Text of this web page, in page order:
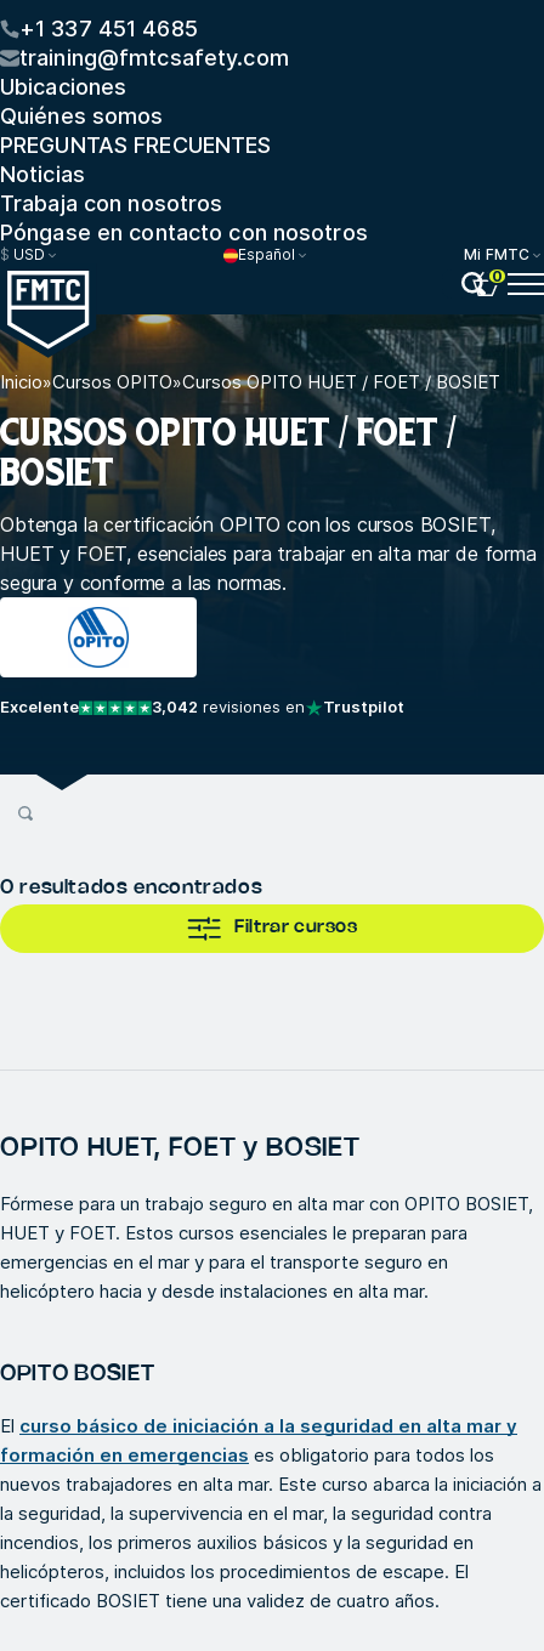
+1 337 451 4685
training@fmtcsafety.com
Ubicaciones
Quiénes somos
PREGUNTAS FRECUENTES
Noticias
Trabaja con nosotros
Póngase en contacto con nosotros
$ USD Español
Mi FMTC
0
Inicio»Cursos OPITO»Cursos OPITO HUET / FOET / BOSIET
CURSOS OPITO HUET / FOET /
BOSIET
Obtenga la certificación OPITO con los cursos BOSIET,
HUET y FOET, esenciales para trabajar en alta mar de forma
segura y conforme a las normas.
Excelente 3,042 revisiones en Trustpilot
0 resultados encontrados
Filtrar cursos
OPITO HUET, FOET y BOSIET
Fórmese para un trabajo seguro en alta mar con OPITO BOSIET,
HUET y FOET. Estos cursos esenciales le preparan para
emergencias en el mar y para el transporte seguro en
helicóptero hacia y desde instalaciones en alta mar.
OPITO BOSIET
El curso básico de iniciación a la seguridad en alta mar y
formación en emergencias es obligatorio para todos los
nuevos trabajadores en alta mar. Este curso abarca la iniciación a
la seguridad, la supervivencia en el mar, la seguridad contra
incendios, los primeros auxilios básicos y la seguridad en
helicópteros, incluidos los procedimientos de escape. El
certificado BOSIET tiene una validez de cuatro años.